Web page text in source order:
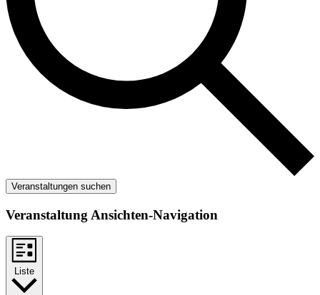
Veranstaltungen suchen
Veranstaltung Ansichten-Navigation
Liste